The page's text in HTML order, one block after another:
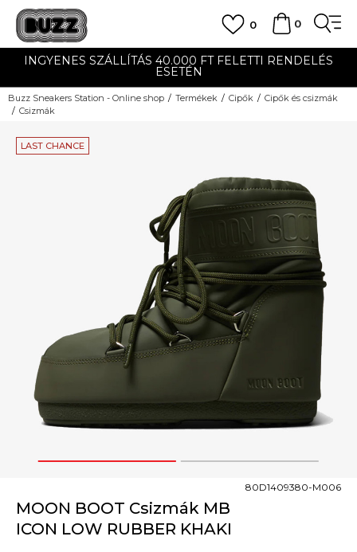
0
0
INGYENES SZÁLLÍTÁS 40.000 FT FELETTI RENDELÉS
ESETÉN
Buzz Sneakers Station - Online shop Termékek Cipők
Cipők és csizmák
Csizmák
1 2
LAST CHANCE
MOON BOOT Csizmák MB
ICON LOW RUBBER KHAKI
80D1409380-M006